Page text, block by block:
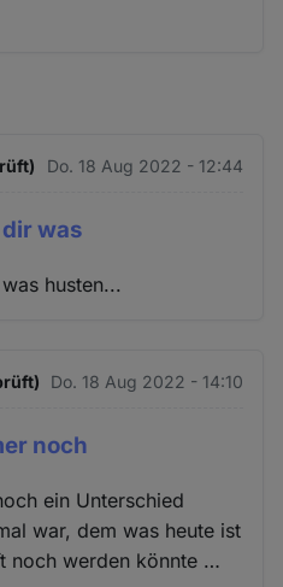
Do. 18 Aug 2022 - 12:44
was
husten...
Do. 18 Aug 2022 - 14:10
noch
ein Unterschied
war, dem was heute ist
noch werden könnte …